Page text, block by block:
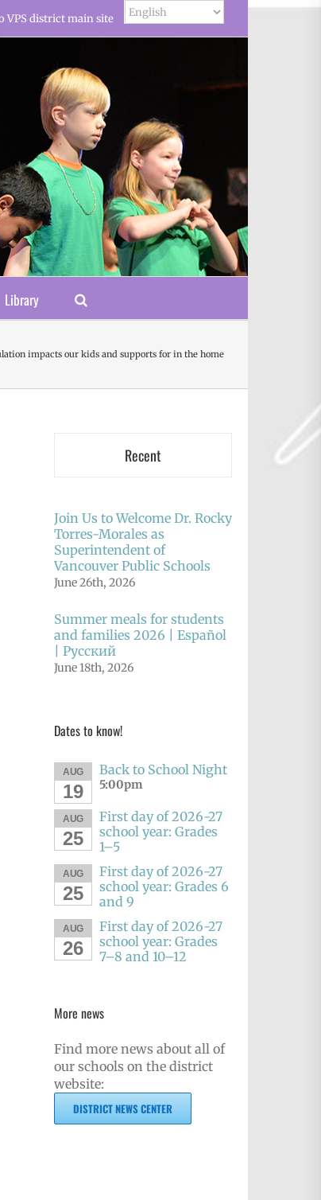
VPS district main site
Library
impacts our kids and supports for in the home
Recent
Join Us to Welcome Dr. Rocky
Torres-Morales as
Superintendent of
Vancouver Public Schools
June 26th, 2026
Summer meals for students
and families 2026 | Español
| Русский
June 18th, 2026
Dates to know!
AUG
19
Back to School Night
5:00pm
AUG
25
First day of 2026-27
school year: Grades
1–5
AUG
25
First day of 2026-27
school year: Grades 6
and 9
AUG
26
First day of 2026-27
school year: Grades
7–8 and 10–12
More news
Find more news about all of
our schools on the district
website:
DISTRICT NEWS CENTER